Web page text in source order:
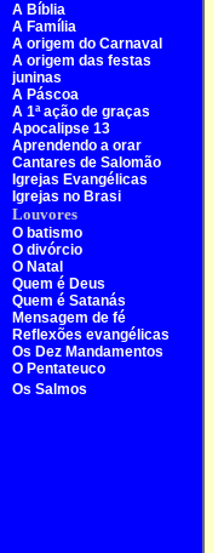
A Bíblia
A Família
A origem do Carnaval
A origem das festas
juninas
A Páscoa
A 1ª ação de graças
Apocalipse 13
Aprendendo a orar
Cantares de Salomão
Igrejas Evangélicas
Igrejas no Brasi
Louvores
O batismo
O divórcio
O Natal
Quem é Deus
Quem é Satanás
Mensagem de fé
Reflexões evangélicas
Os Dez Mandamentos
O Pentateuco
Os Salmos